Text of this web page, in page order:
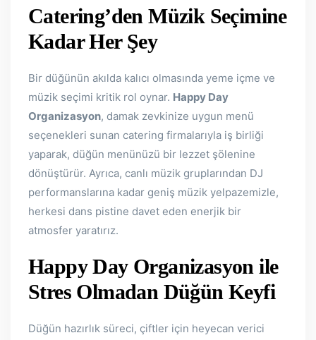
Catering’den Müzik Seçimine
Kadar Her Şey
Bir düğünün akılda kalıcı olmasında yeme içme ve
müzik seçimi kritik rol oynar. Happy Day
Organizasyon, damak zevkinize uygun menü
seçenekleri sunan catering firmalarıyla iş birliği
yaparak, düğün menünüzü bir lezzet şölenine
dönüştürür. Ayrıca, canlı müzik gruplarından DJ
performanslarına kadar geniş müzik yelpazemizle,
herkesi dans pistine davet eden enerjik bir
atmosfer yaratırız.
Happy Day Organizasyon ile
Stres Olmadan Düğün Keyfi
Düğün hazırlık süreci, çiftler için heyecan verici